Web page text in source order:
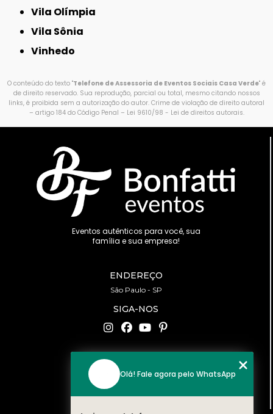
Vila Olímpia
Vila Sônia
Vinhedo
O conteúdo do texto "Telefone de Assessoria de Eventos Sociais Casa Verde" é
de direito reservado. Sua reprodução, parcial ou total, mesmo citando nossos
links, é proibida sem a autorização do autor. Crime de violação de direito autoral
– artigo 184 do Código Penal – Lei 9610/98 - Lei de direitos autorais.
Eventos autênticos para você, sua
família e sua empresa!
ENDEREÇO
São Paulo - SP
SIGA-NOS
CONTATO
(11) 94519-2422
contato@bonfattieventos.com.br
Olá! Fale agora pelo WhatsApp